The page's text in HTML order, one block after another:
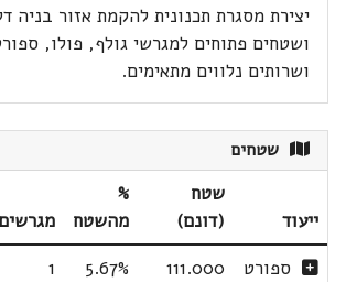
יצירת מסגרת תכנונית להקמת אזור בניה
ושטחים פתוחים למגרשי גולף, פולו,
ושרותים נלווים מתאימים.
שטחים
ייעוד
שטח
(דונם)
%
מהשטח
מגרשים
ספורט
111.000
5.67%
1